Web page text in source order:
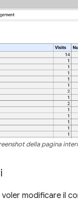
della pagina
modificare il